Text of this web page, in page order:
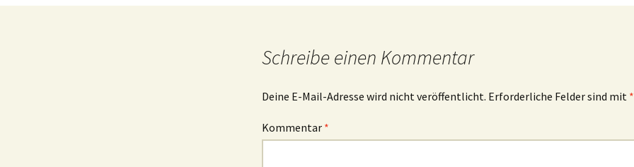
Schreibe einen Kommentar
Deine E-Mail-Adresse wird nicht veröffentlicht. Erforderliche Felder sind mit *
Kommentar *